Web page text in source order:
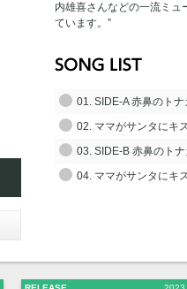
内雄喜さんなどの一流ミ
ています。”
01. SIDE-A 赤鼻のト
02. ママがサンタにキ
03. SIDE-B 赤鼻のト
04. ママがサンタにキ